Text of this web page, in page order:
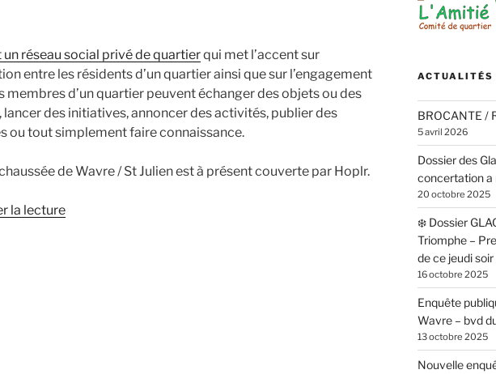
un réseau social privé de quartierqui met l’accent sur
entre les résidents d’un quartier ainsi que sur l’engagement
membres d’un quartier peuvent échanger des objets ou des
lancer des initiatives, annoncer des activités, publier des
ou tout simplement faire connaissance.
de Wavre / St Julien est à présent couverte par Hoplr.
la lecturede
ACTUALITÉS
BROCANTE /
5 avril 2026
Dossier des
concertation a
20 octobre 2025
❄️ Dossier
Triomphe –
de ce jeudi
16 octobre 2025
Enquête
Wavre – bvd
13 octobre 2025
Nouvelle